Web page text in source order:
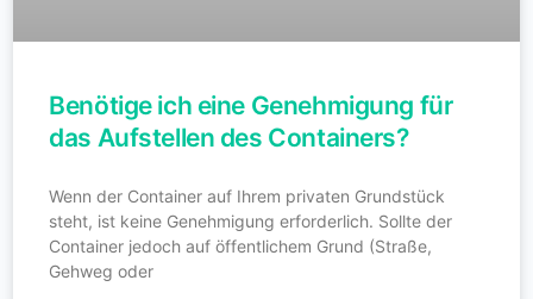
Benötige ich eine Genehmigung für
das Aufstellen des Containers?
Wenn der Container auf Ihrem privaten Grundstück
steht, ist keine Genehmigung erforderlich. Sollte der
Container jedoch auf öffentlichem Grund (Straße,
Gehweg oder